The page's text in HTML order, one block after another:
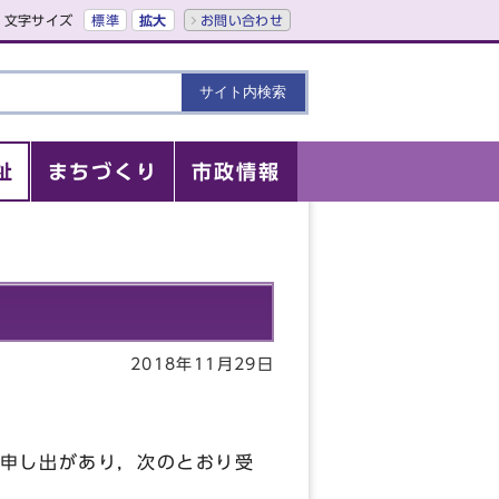
文字サイズ 標準 拡大 お問い合わせ
まちづくり 市政情報
2018年11月29日
し出があり，次のとおり受